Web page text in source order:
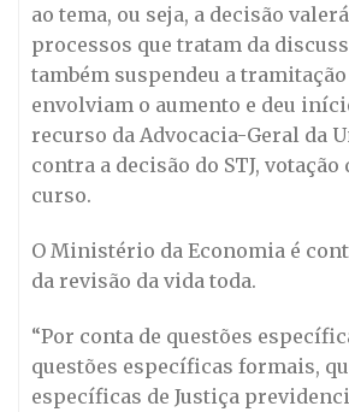
ao tema, ou seja, a decisão
processos que tratam da
também suspendeu a tramitação
envolviam o aumento e deu
recurso da Advocacia-Geral da
contra a decisão do STJ, votação
curso.
O Ministério da Economia é
da revisão da vida toda.
“Por conta de questões
questões específicas formais,
específicas de Justiça